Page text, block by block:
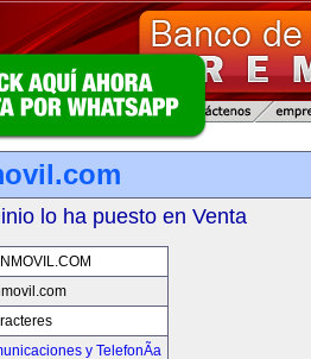
lo ha puesto en Venta
y TelefonÃ­a